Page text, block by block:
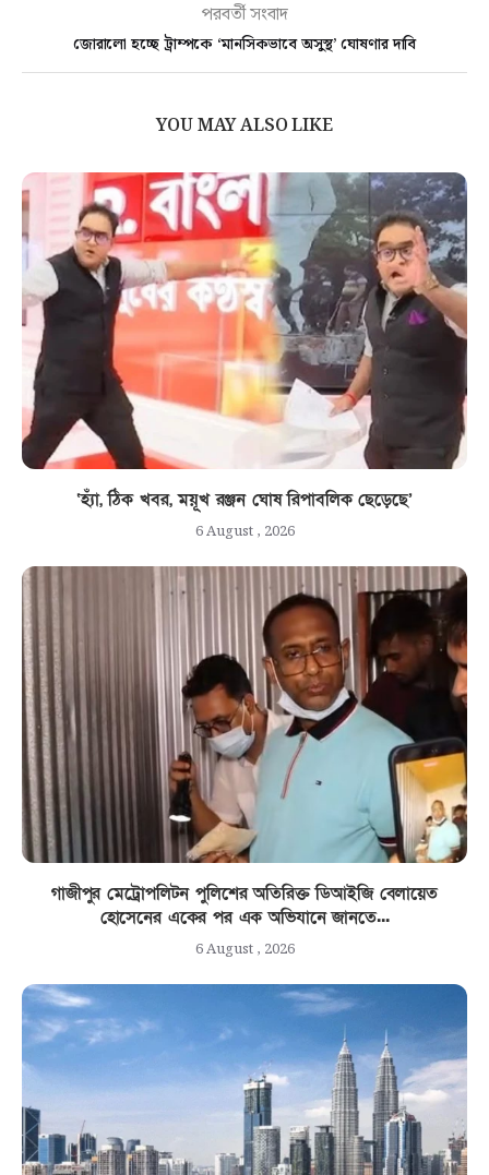
পরবর্তী সংবাদ
জোরালো হচ্ছে ট্রাম্পকে ‘মানসিকভাবে অসুস্থ’ ঘোষণার দাবি
YOU MAY ALSO LIKE
‘হ্যাঁ, ঠিক খবর, ময়ূখ রঞ্জন ঘোষ রিপাবলিক ছেড়েছে’
6 August , 2026
গাজীপুর মেট্রোপলিটন পুলিশের অতিরিক্ত ডিআইজি বেলায়েত
হোসেনের একের পর এক অভিযানে জানতে...
6 August , 2026